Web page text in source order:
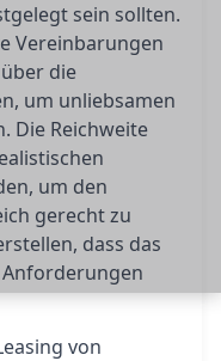
sein sollten.
Vereinbarungen
die
um unliebsamen
Die Reichweite
um den
gerecht zu
dass das
von